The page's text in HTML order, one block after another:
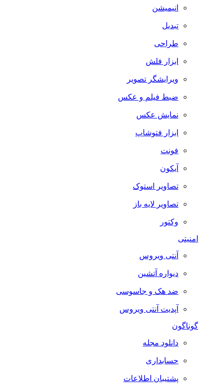
انیمیشن
تبدیل
طراحی
ابزار فلش
ویرایشگر تصویر
ضبط فيلم و عكس
نمایش عکس
ابزار فتوشاپ
فونت
آیکون
تصاویر استوک
تصاویر لایه باز
وکتور
آنتی ویروس
دیواره آتشین
ضد هک و جاسوسی
آپدیت آنتی ویروس
گوناگون
دانلود مجله
حسابداری
پشتیبان اطلاعات